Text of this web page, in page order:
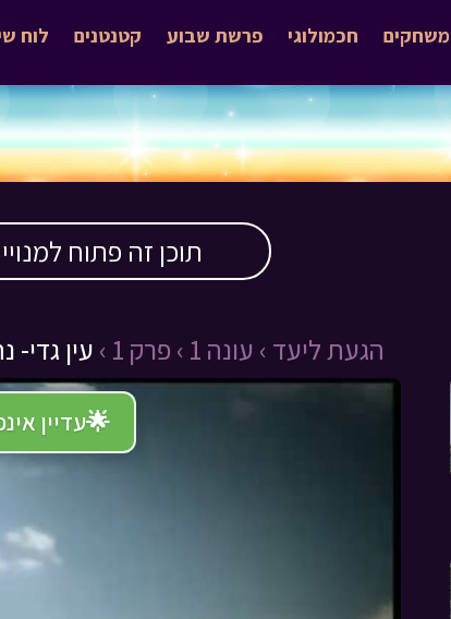
לוח קטנטנים פרשת שבוע חכמולוגי משחקים
תוכן זה פתוח
הגעת ליעד › עונה 1 › פרק 1 › עין גדי-
🌟עדיין